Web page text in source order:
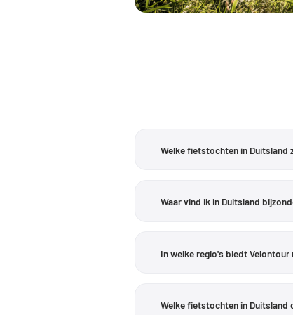
Welke fietstochten in Duitsland
hoogtemeters als gemakkelijk
Waar vind ik in Duitsland
landbouwgebieden. Onderweg
In welke regio's biedt
riviervalleien en veengebieden.
Welke fietstochten in Duitsland